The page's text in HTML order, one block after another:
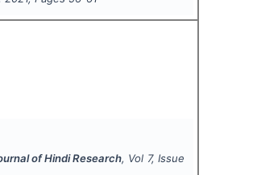
of Hindi Research, Vol 7, Issue